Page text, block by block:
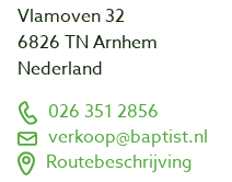
Vlamoven 32
6826 TN Arnhem
Nederland
026 351 2856
verkoop@baptist.nl
Routebeschrijving